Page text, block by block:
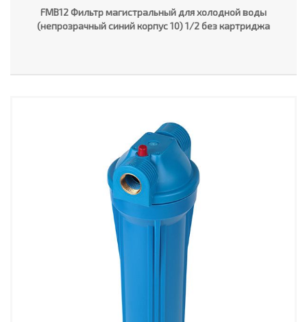
FMB12 Фильтр магистральный для холодной воды
(непрозрачный синий корпус 10) 1/2 без картриджа